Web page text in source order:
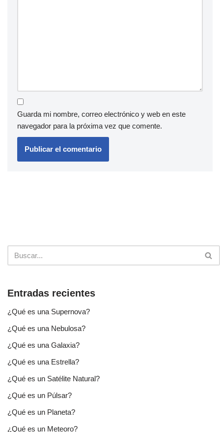
Guarda mi nombre, correo electrónico y web en este
navegador para la próxima vez que comente.
Entradas recientes
¿Qué es una Supernova?
¿Qué es una Nebulosa?
¿Qué es una Galaxia?
¿Qué es una Estrella?
¿Qué es un Satélite Natural?
¿Qué es un Púlsar?
¿Qué es un Planeta?
¿Qué es un Meteoro?